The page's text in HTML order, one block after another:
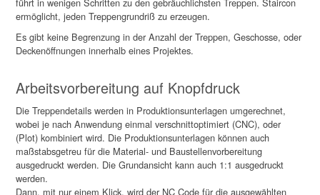
ermöglicht, jeden Treppengrundriß zu erzeugen.
Es gibt keine Begrenzung in der Anzahl der Treppen, Geschosse, oder
Deckenöffnungen innerhalb eines Projektes.
Arbeitsvorbereitung auf Knopfdruck
Die Treppendetails werden in Produktionsunterlagen umgerechnet,
wobei je nach Anwendung einmal verschnittoptimiert (CNC), oder
(Plot) kombiniert wird. Die Produktionsunterlagen können auch
maßstabsgetreu für die Material- und Baustellenvorbereitung
ausgedruckt werden. Die Grundansicht kann auch 1:1 ausgedruckt
werden.
Dann, mit nur einem Klick, wird der NC Code für die ausgewählten